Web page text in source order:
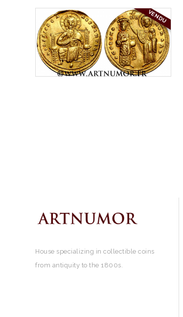
VENDU
House specializing in collectible coins
from antiquity to the 1800s.